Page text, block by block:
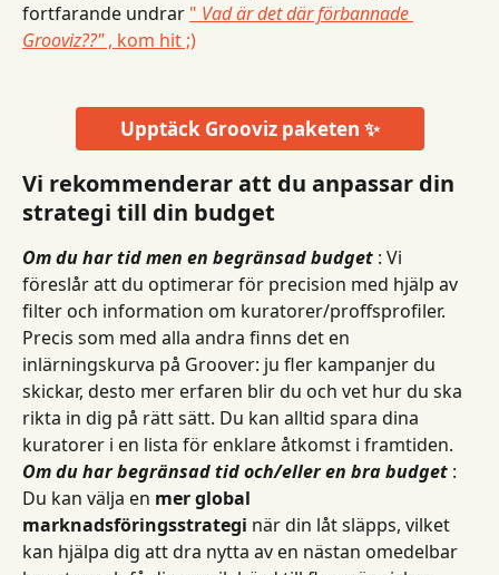
fortfarande undrar " Vad är det där förbannade
Grooviz??" , kom hit ;)
Upptäck Grooviz paketen ✨
Vi rekommenderar att du anpassar din
strategi till din budget
Om du har tid men en begränsad budget : Vi
föreslår att du optimerar för precision med hjälp av
filter och information om kuratorer/proffsprofiler.
Precis som med alla andra finns det en
inlärningskurva på Groover: ju fler kampanjer du
skickar, desto mer erfaren blir du och vet hur du ska
rikta in dig på rätt sätt. Du kan alltid spara dina
kuratorer i en lista för enklare åtkomst i framtiden.
Om du har begränsad tid och/eller en bra budget :
Du kan välja en mer global
marknadsföringsstrategi när din låt släpps, vilket
kan hjälpa dig att dra nytta av en nästan omedelbar